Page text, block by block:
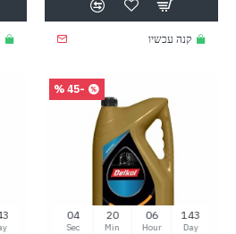
קנה עכשיו
-45 %
143
Day
06
Hour
20
Min
03
Sec